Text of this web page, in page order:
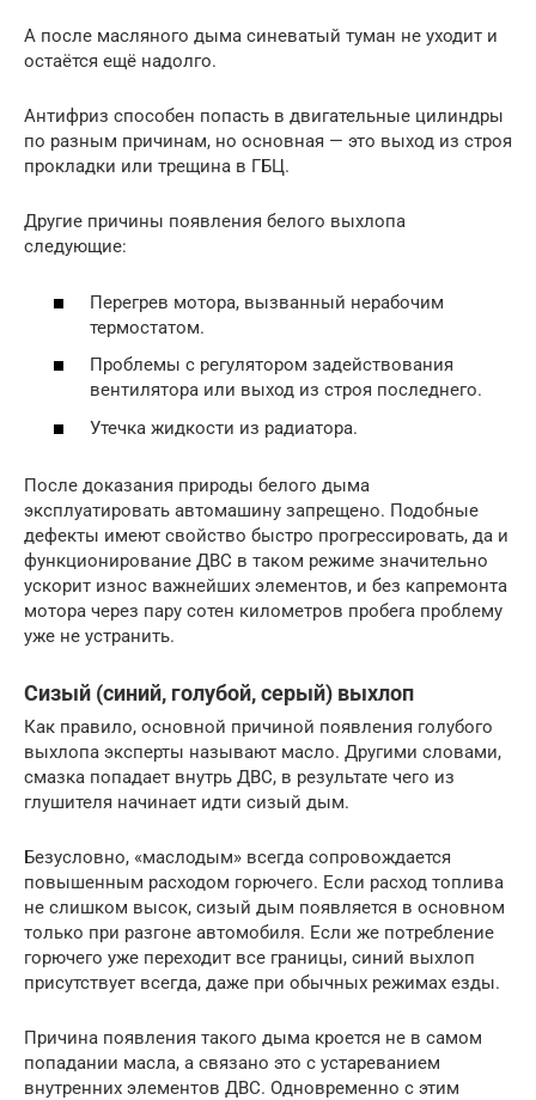
А после масляного дыма синеватый туман не уходит и
остаётся ещё надолго.
Антифриз способен попасть в двигательные цилиндры
по разным причинам, но основная — это выход из строя
прокладки или трещина в ГБЦ.
Другие причины появления белого выхлопа
следующие:
Перегрев мотора, вызванный нерабочим
термостатом.
Проблемы с регулятором задействования
вентилятора или выход из строя последнего.
Утечка жидкости из радиатора.
После доказания природы белого дыма
эксплуатировать автомашину запрещено. Подобные
дефекты имеют свойство быстро прогрессировать, да и
функционирование ДВС в таком режиме значительно
ускорит износ важнейших элементов, и без капремонта
мотора через пару сотен километров пробега проблему
уже не устранить.
Сизый (синий, голубой, серый) выхлоп
Как правило, основной причиной появления голубого
выхлопа эксперты называют масло. Другими словами,
смазка попадает внутрь ДВС, в результате чего из
глушителя начинает идти сизый дым.
Безусловно, «маслодым» всегда сопровождается
повышенным расходом горючего. Если расход топлива
не слишком высок, сизый дым появляется в основном
только при разгоне автомобиля. Если же потребление
горючего уже переходит все границы, синий выхлоп
присутствует всегда, даже при обычных режимах езды.
Причина появления такого дыма кроется не в самом
попадании масла, а связано это с устареванием
внутренних элементов ДВС. Одновременно с этим